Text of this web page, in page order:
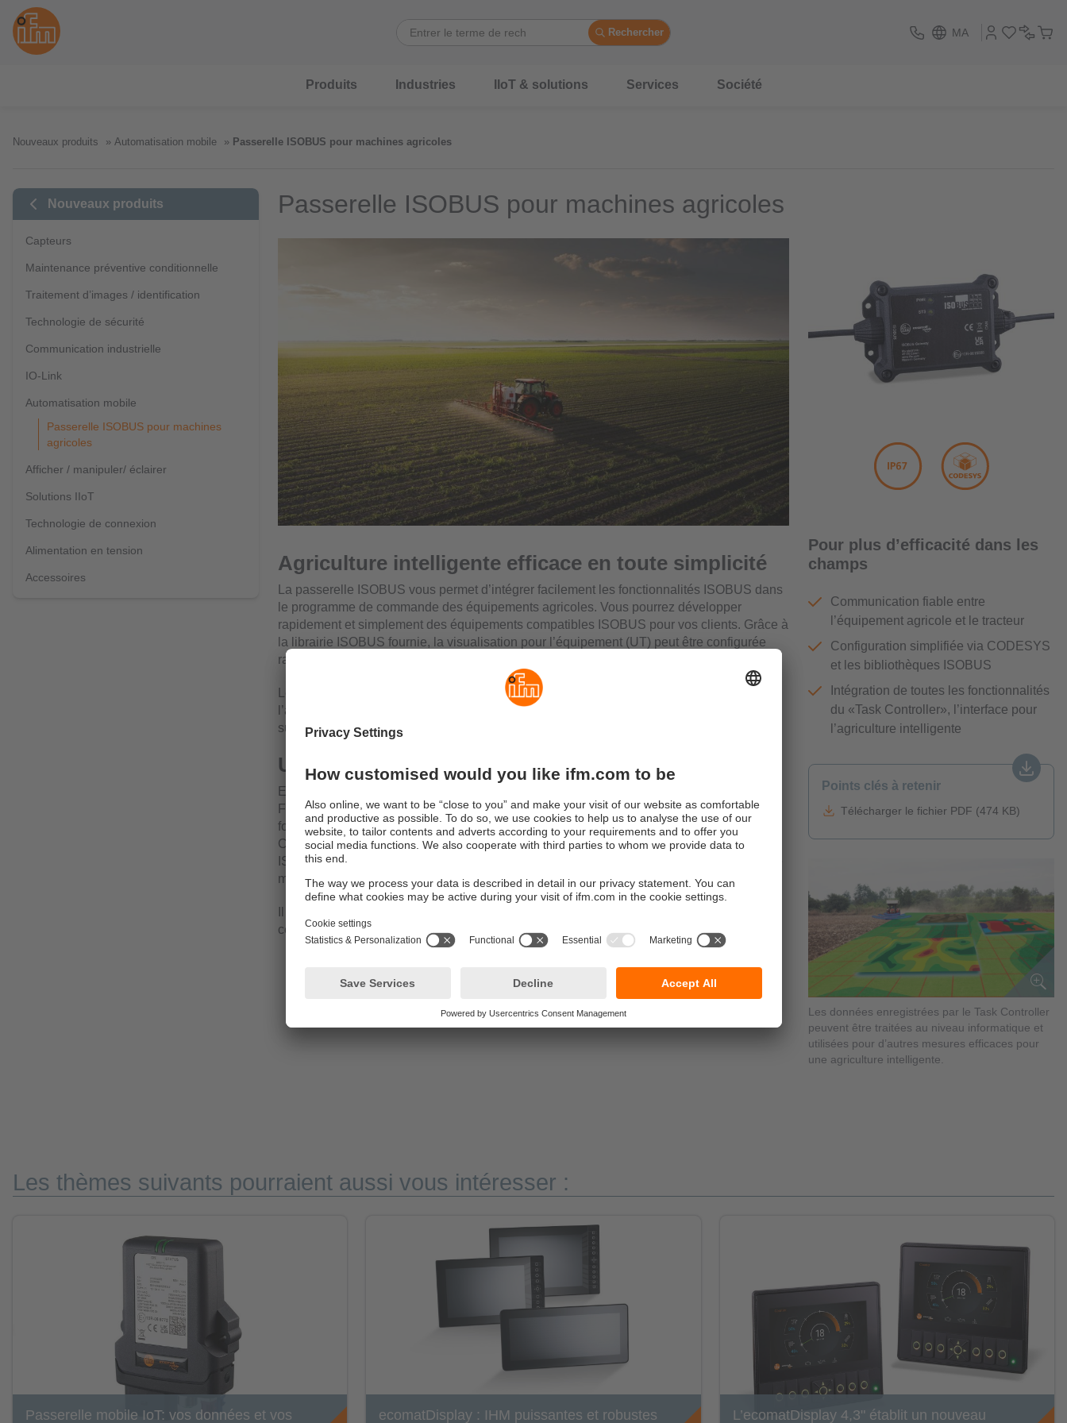
Rechercher MA
Produits Industries IIoT & solutions Services Société
Nouveaux produits Automatisation mobile Passerelle ISOBUS pour machines agricoles
Nouveaux produits
Capteurs
Maintenance préventive conditionnelle
Traitement d’images / identification
Technologie de sécurité
Communication industrielle
IO-Link
Automatisation mobile
Passerelle ISOBUS pour machines
agricoles
Afficher / manipuler/ éclairer
Solutions IIoT
Technologie de connexion
Alimentation en tension
Accessoires
Passerelle ISOBUS pour machines agricoles
Agriculture intelligente efficace en toute simplicité
La passerelle ISOBUS vous permet d’intégrer facilement les fonctionnalités ISOBUS dans
le programme de commande des équipements agricoles. Vous pourrez développer
rapidement et simplement des équipements compatibles ISOBUS pour vos clients. Grâce à
la librairie ISOBUS fournie, la visualisation pour l’équipement (UT) peut être configurée
rapidement et facilement à l’aide de CODESYS V2.3 ou V3.5.
Le transfert des données est optimisé : seules les valeurs qui doivent être affichées sur
l’afficheur du tracteur sont transmises. Cela permet de réduire considérablement la charge
sur le bus CAN.
Utilisation du Task Controller dans son intégralité
En plus de l’utilisation du Virtual Terminal et de la fonction AUX-N (Auxiliary Control
Function), la passerelle ISOBUS permet également d’utiliser dans leur intégralité les
fonctions d’automatisation TC-Basic, TC-Geographic et TC-Section Control du «Task
Controller », l’interface pour l’agriculture intelligente. Le connecteur M12 de la passerelle
ISOBUS permet la connexion facile à l’interface CAN de tous les contrôleurs de la gamme
mobile d’ifm.
certifiée par l’AEF.
Pour plus d’efficacité dans les
champs
Communication fiable entre
l’équipement agricole et le tracteur
Configuration simplifiée via CODESYS
et les bibliothèques ISOBUS
Intégration de toutes les fonctionnalités
du «Task Controller», l’interface pour
l’agriculture intelligente
Points clés à retenir
Télécharger le fichier PDF (474 KB)
Les données enregistrées par le Task Controller
peuvent être traitées au niveau informatique et
utilisées pour d’autres mesures efficaces pour
une agriculture intelligente.
Les thèmes suivants pourraient aussi vous intéresser :
Passerelle mobile IoT: vos données et vos ecomatDisplay : IHM puissantes et robustes L’ecomatDisplay 4,3" établit un nouveau